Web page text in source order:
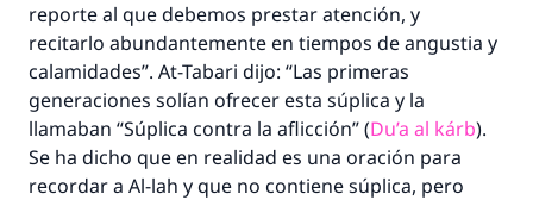
reporte al que debemos prestar atención, y
recitarlo abundantemente en tiempos de angustia y
calamidades”. At-Tabari dijo: “Las primeras
generaciones solían ofrecer esta súplica y la
llamaban “Súplica contra la aflicción” (Du’a al kárb).
Se ha dicho que en realidad es una oración para
recordar a Al-lah y que no contiene súplica, pero